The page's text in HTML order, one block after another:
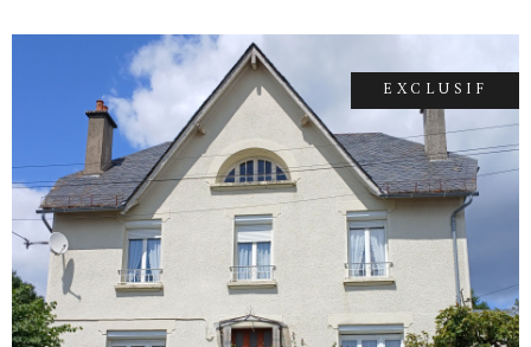
pièces et deux greniers. Toiture refaite en
2011, chauffage central fuel (chaudière
ancienne), rénovation intérieure en 2006
(électricité, peinture, cuisine), assainissement
communal. Contact: Vincent Martin-Noille
agent commercial RCS Aurillac N°351924451
carte professionnelle 15012018000031880
mail: vincentmartinnoille@hotmail.fr tel:
0471690322 0611395208. Montant des
honoraires charge vendeur sur notre site
accord-immobilier15.com.
EXCLUSIF
VOIR LE BIEN